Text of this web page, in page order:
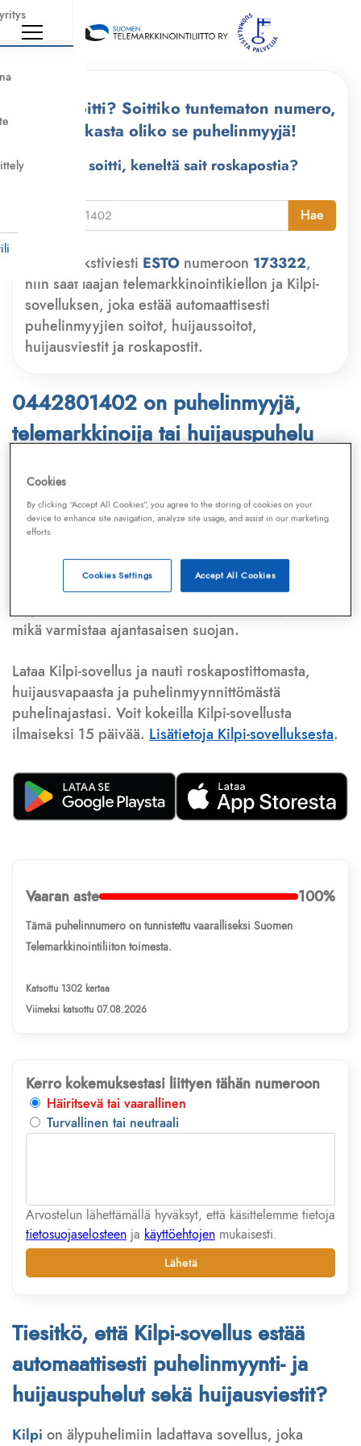
Kuka soitti? Soittiko tuntematon numero,
tarkasta oliko se puhelinmyyjä!
Kuka soitti, keneltä sait roskapostia?
Hae
Lähetä tekstiviesti ESTO numeroon 173322,
niin saat laajan telemarkkinointikiellon ja Kilpi-
sovelluksen, joka estää automaattisesti
puhelinmyyjien soitot, huijaussoitot,
huijausviestit ja roskapostit.
0442801402 on puhelinmyyjä,
telemarkkinoija tai huijauspuhelu
Puhelinnumero
Telemarkkinointiliiton jaKilpi-sovelluksen
tietokannasta, joka kattaa satoja tuhansia
Lisäksi tunnistamme automaattisesti, jos kyseessä on
puhelinhuijarin numero, sähköpostiosoitetai
huijausviesti. Tietokantaamme päivitetään jatkuvasti,
mikä varmistaa ajantasaisen suojan.
Lataa Kilpi-sovellus ja nauti roskapostittomasta,
huijausvapaasta ja puhelinmyynnittömästä
puhelinajastasi. Voit kokeilla Kilpi-sovellusta
ilmaiseksi 15 päivää. Lisätietoja Kilpi-sovelluksesta.
Vaaran aste 100%
Tämä puhelinnumero on tunnistettu vaaralliseksi Suomen
Telemarkkinointiliiton toimesta.
Katsottu 1302 kertaa
Viimeksi katsottu 07.08.2026
Kerro kokemuksestasi liittyen tähän numeroon
Häiritsevä tai vaarallinen
Turvallinen tai neutraali
Arvostelun lähettämällä hyväksyt, että käsittelemme tietoja
tietosuojaselosteen ja käyttöehtojen mukaisesti.
Lähetä
Tiesitkö, että Kilpi-sovellus estää
automaattisesti puhelinmyynti- ja
huijauspuhelut sekä huijausviestit?
Kilpi on älypuhelimiin ladattava sovellus, joka
Cookies
By clicking “Accept All Cookies”, you agree to the storing of cookies on your
device to enhance site navigation, analyze site usage, and assist in our marketing
efforts.
Accept All Cookies
Cookies Settings